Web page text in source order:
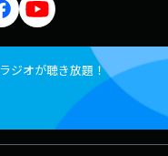
ジオが聴き放題！